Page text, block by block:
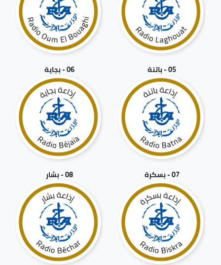
05 - باتنة 06 - بجاية
07 - بسكرة 08 - بشار